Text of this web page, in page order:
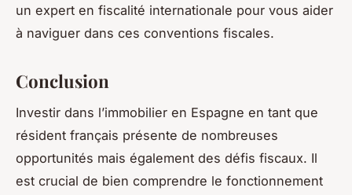
un expert en fiscalité internationale pour vous aider
à naviguer dans ces conventions fiscales.
Conclusion
Investir dans l’immobilier en Espagne en tant que
résident français présente de nombreuses
opportunités mais également des défis fiscaux. Il
est crucial de bien comprendre le fonctionnement